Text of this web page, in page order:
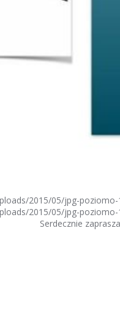
2015/05/jpg-poziomo-
2015/05/jpg-poziomo-
Serdecznie